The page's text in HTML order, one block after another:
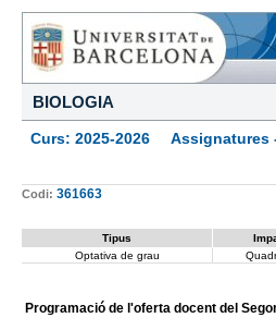
BIOLOGIA
Curs: 2025-2026 Assignatures
Codi: 361663
Tipus
Optativa de grau
Programació de l'oferta docent del